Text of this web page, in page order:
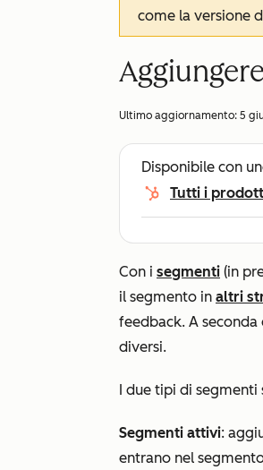
come la versione
Ultimo aggiornamento: 5
Disponibile con
Tutti i
Con i segmenti (in
il segmento in altri
feedback. A
diversi.
I due tipi di segmenti
Segmenti attivi:
entrano nel